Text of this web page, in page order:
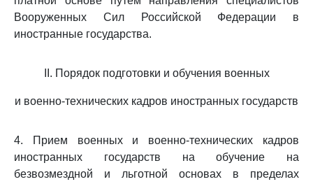
Вооруженных Сил Российской Федерации в
иностранные государства.
II. Порядок подготовки и обучения военных
и военно-технических кадров иностранных государств
4. Прием военных и военно-технических кадров
иностранных государств на обучение на
безвозмездной и льготной основах в пределах